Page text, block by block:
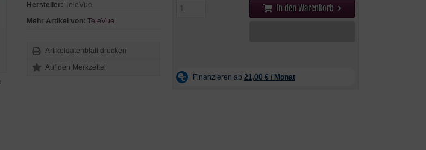
In den Warenkorb
Hersteller: TeleVue
Mehr Artikel von: TeleVue
Artikeldatenblatt drucken